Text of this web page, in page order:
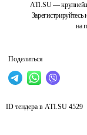
ATI.SU —
на
Поделиться
ID тендера в ATI.SU 4529